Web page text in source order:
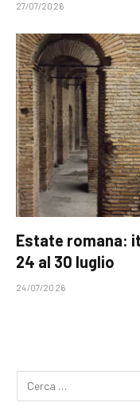
27/07/2026
Estate romana:
24 al 30 luglio
24/07/2026